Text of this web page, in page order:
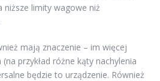
limity wagowe niż
mają znaczenie – im więcej
przykład różne kąty nachylenia
będzie to urządzenie. Również